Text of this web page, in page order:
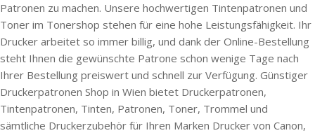
Patronen zu machen. Unsere hochwertigen Tintenpatronen und
Toner im Tonershop stehen für eine hohe Leistungsfähigkeit. Ihr
Drucker arbeitet so immer billig, und dank der Online-Bestellung
steht Ihnen die gewünschte Patrone schon wenige Tage nach
Ihrer Bestellung preiswert und schnell zur Verfügung. Günstiger
Druckerpatronen Shop in Wien bietet Druckerpatronen,
Tintenpatronen, Tinten, Patronen, Toner, Trommel und
sämtliche Druckerzubehör für Ihren Marken Drucker von Canon,